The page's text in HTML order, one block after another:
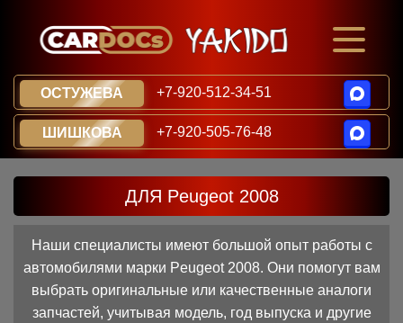
ОСТУЖЕВА +7-920-512-34-51
ШИШКОВА +7-920-505-76-48
ДЛЯ Peugeot 2008
Наши специалисты имеют большой опыт работы с
автомобилями марки Peugeot 2008. Они помогут вам
выбрать оригинальные или качественные аналоги
запчастей, учитывая модель, год выпуска и другие